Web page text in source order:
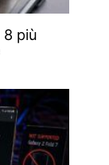
8 più